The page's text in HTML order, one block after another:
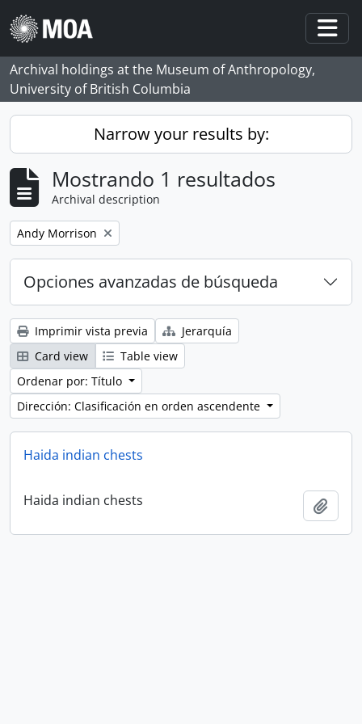
Skip to main content
Archival holdings at the Museum of Anthropology,
University of British Columbia
Narrow your results by:
Mostrando 1 resultados
Archival description
Remove filter:
Andy Morrison
Opciones avanzadas de búsqueda
Imprimir vista previa
Jerarquía
Card view
Table view
Ordenar por: Título
Dirección: Clasificación en orden ascendente
Haida indian chests
Haida indian chests